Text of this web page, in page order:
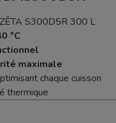
S300D5R 300 L
°C
maximale
chaque cuisson
thermique